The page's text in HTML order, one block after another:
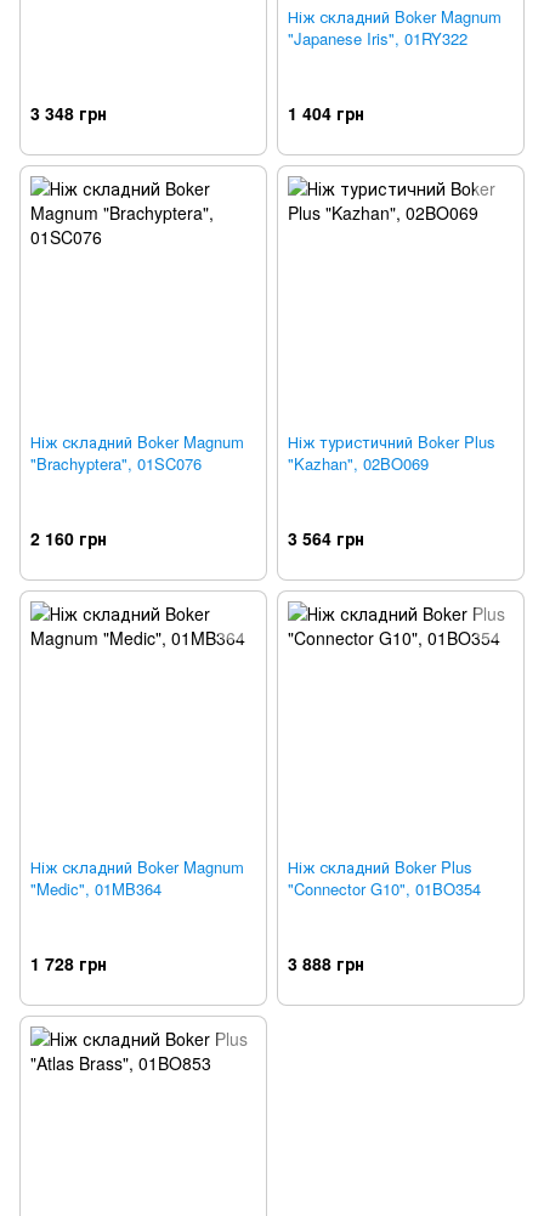
3 348 грн
Ніж складний Boker Magnum
"Japanese Iris", 01RY322
1 404 грн
Ніж складний Boker Magnum
"Brachyptera", 01SC076
2 160 грн
Ніж туристичний Boker Plus
"Kazhan", 02BO069
3 564 грн
Ніж складний Boker Magnum
"Medic", 01MB364
1 728 грн
Ніж складний Boker Plus
"Connector G10", 01BO354
3 888 грн